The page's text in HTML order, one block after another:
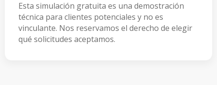
Esta simulación gratuita es una demostración
técnica para clientes potenciales y no es
vinculante. Nos reservamos el derecho de elegir
qué solicitudes aceptamos.